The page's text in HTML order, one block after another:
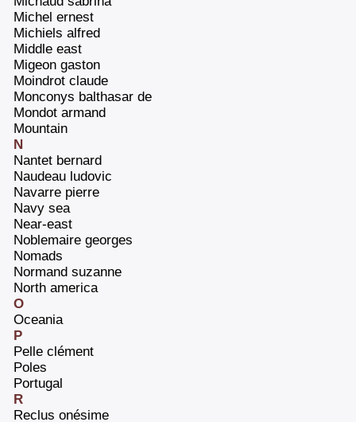
‎Michel ernest‎
‎Michiels alfred‎
‎Middle east‎
‎Migeon gaston‎
‎Moindrot claude‎
‎Monconys balthasar de‎
‎Mondot armand‎
‎Mountain‎
N
‎Nantet bernard‎
‎Naudeau ludovic‎
‎Navarre pierre‎
Navy sea
‎Near-east‎
‎Noblemaire georges‎
‎Nomads‎
‎Normand suzanne‎
‎North america‎
O
‎Oceania‎
P
‎Pelle clément‎
‎Poles‎
‎Portugal‎
R
‎Reclus onésime‎